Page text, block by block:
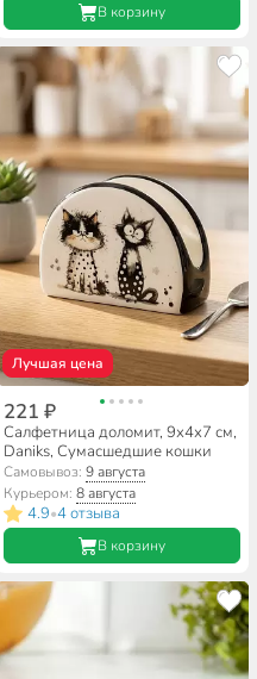
В корзину
Лучшая цена
221 ₽
Салфетница доломит, 9х4х7 см,
Daniks, Сумасшедшие кошки
Самовывоз: 9 августа
Курьером: 8 августа
4.9•4 отзыва
В корзину